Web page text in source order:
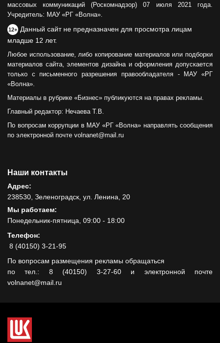
массовых коммуникаций (Роскомнадзор) 07 июля 2021 года.
Учредитель: МАУ «РГ «Волна».
12+ Данный сайт не предназначен для просмотра лицам
младше 12 лет.
Любое использование, либо копирование материалов или подборки
материалов сайта, элементов дизайна и оформления допускается
только с письменного разрешения правообладателя - МАУ «РГ
«Волна».
Материалы в рубрике «Бизнес» публикуются на правах рекламы.
Главный редактор: Нечаева Т.В.
По вопросам коррупции в МАУ «РГ «Волна» направлять сообщения
по электронной почте volnanet@mail.ru
Наши контакты
Адрес:
238530, Зеленоградск, ул. Ленина, 20
Мы работаем:
Понедельник-пятница, 09:00 - 18:00
Телефон:
8 (40150) 3-21-95
По вопросам размещения рекламы обращаться
по тел.: 8 (40150) 3-27-60 и электронной почте
volnanet@mail.ru